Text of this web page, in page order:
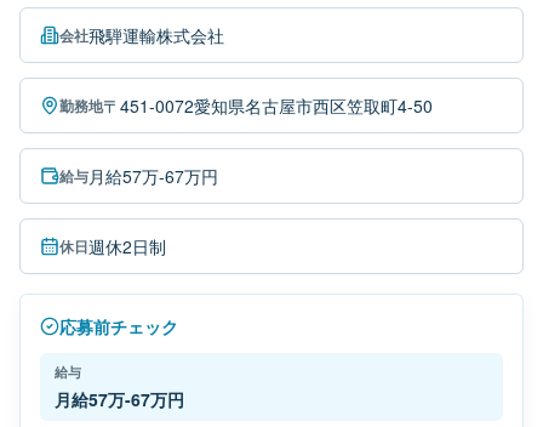
会社飛騨運輸株式会社
勤務地〒451-0072愛知県名古屋市西区笠取町4-50
給与月給57万-67万円
休日週休2日制
応募前チェック
給与
月給57万-67万円